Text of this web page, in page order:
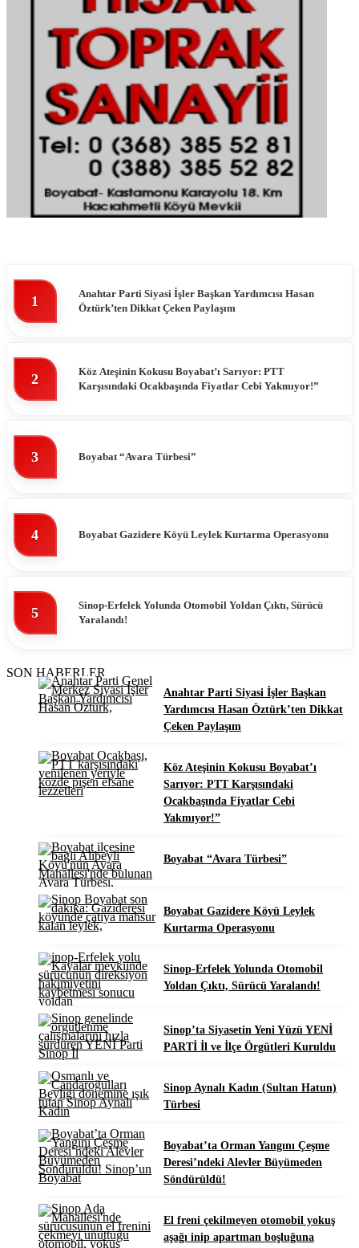
1
Anahtar Parti Siyasi İşler Başkan Yardımcısı Hasan
Öztürk’ten Dikkat Çeken Paylaşım
2
Köz Ateşinin Kokusu Boyabat’ı Sarıyor: PTT
Karşısındaki Ocakbaşında Fiyatlar Cebi Yakmıyor!”
3 Boyabat “Avara Türbesi”
4 Boyabat Gazidere Köyü Leylek Kurtarma Operasyonu
5
Sinop-Erfelek Yolunda Otomobil Yoldan Çıktı, Sürücü
Yaralandı!
SON HABERLER
Anahtar Parti Siyasi İşler Başkan
Yardımcısı Hasan Öztürk’ten Dikkat
Çeken Paylaşım
Köz Ateşinin Kokusu Boyabat’ı
Sarıyor: PTT Karşısındaki
Ocakbaşında Fiyatlar Cebi
Yakmıyor!”
Boyabat “Avara Türbesi”
Boyabat Gazidere Köyü Leylek
Kurtarma Operasyonu
Sinop-Erfelek Yolunda Otomobil
Yoldan Çıktı, Sürücü Yaralandı!
Sinop’ta Siyasetin Yeni Yüzü YENİ
PARTİ İl ve İlçe Örgütleri Kuruldu
Sinop Aynalı Kadın (Sultan Hatun)
Türbesi
Boyabat’ta Orman Yangını Çeşme
Deresi’ndeki Alevler Büyümeden
Söndürüldü!
El freni çekilmeyen otomobil yokuş
aşağı inip apartman boşluğuna